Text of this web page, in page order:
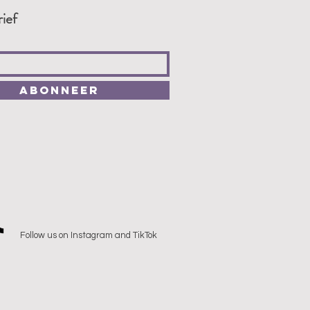
Abonneer
Follow us on Instagram and TikTok